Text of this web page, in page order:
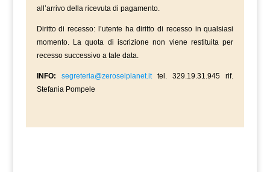
all’arrivo della ricevuta di pagamento.
Diritto di recesso: l’utente ha diritto di recesso in qualsiasi
momento. La quota di iscrizione non viene restituita per
recesso successivo a tale data.
INFO: segreteria@zeroseiplanet.ittel. 329.19.31.945 rif.
Stefania Pompele